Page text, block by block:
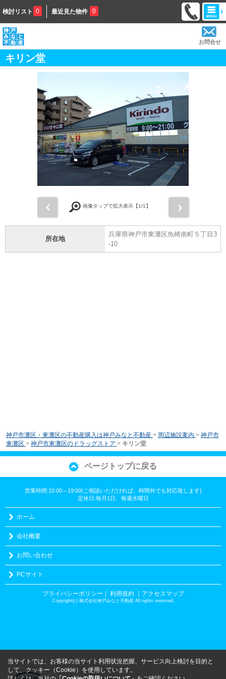
検討リスト 0 最近見た物件 0
お問合せ
キリン堂
画像タップで拡大表示【1/1】
所在地
兵庫県神戸市東灘区魚崎南町５丁目3
-10
神戸市灘区・東灘区の不動産購入は神戸みなと不動産 > 周辺施設案内 > 神戸市
東灘区 > 神戸市東灘区のドラッグストア > キリン堂
ページトップに戻る
営業時間:10:00～19:00(ご相談いただければ、時間外でも対応致します)
定休日:毎月1日、毎週水曜日
ホーム
会社概要
お問い合わせ
PCサイト
プライバシーポリシー ｜ 利用規約 ｜アクセスマップ
Copyright(c) 株式会社神戸みなと不動産 All rights reserved.
当サイトでは、お客様の当サイト利用状況把握、サービス向上検討を目的と
して、クッキー（Cookie）を使用しています。